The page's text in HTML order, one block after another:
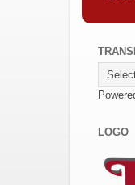
LOGO